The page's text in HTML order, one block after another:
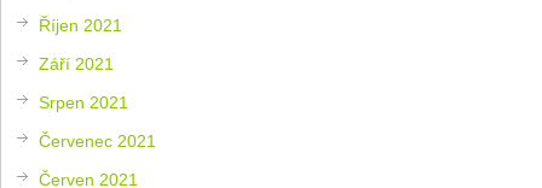
Říjen 2021
Září 2021
Srpen 2021
Červenec 2021
Červen 2021